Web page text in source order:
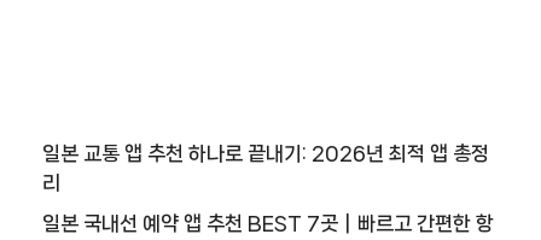
일본 교통 앱 추천 하나로 끝내기: 2026년 최적 앱 총정
리
일본 국내선 예약 앱 추천 BEST 7곳｜빠르고 간편한 항